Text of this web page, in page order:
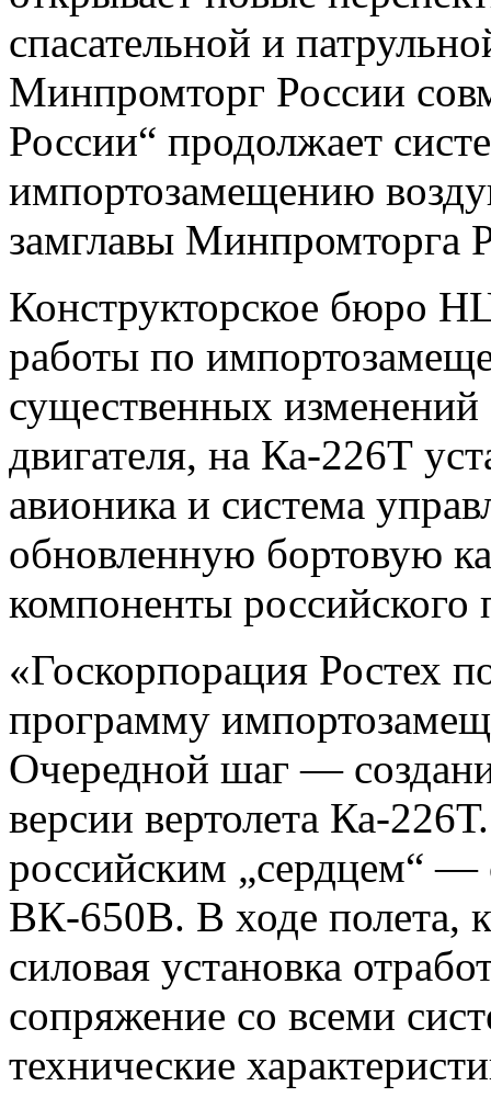
спасательной и
Минпромторг России
России“ продолжает
импортозамещению
замглавы Минпромторга
Конструкторское бюро
работы по
существенных
двигателя, на Ка-226Т
авионика и система
обновленную бортовую
компоненты российского
«Госкорпорация Ростех
программу
Очередной шаг —
версии вертолета Ка-
российским „сердцем“ —
ВК-650В. В ходе полета,
силовая установка
сопряжение со всеми
технические